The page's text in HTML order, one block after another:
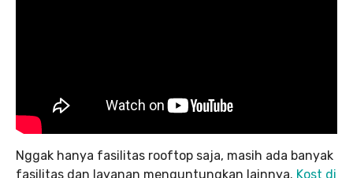
Nggak hanya fasilitas rooftop saja, masih ada banyak
fasilitas dan layanan menguntungkan lainnya. Kost di